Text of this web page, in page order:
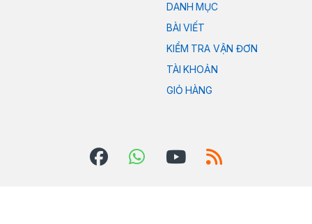
DANH MỤC
BÀI VIẾT
KIỂM TRA VẬN ĐƠN
TÀI KHOẢN
GIỎ HÀNG